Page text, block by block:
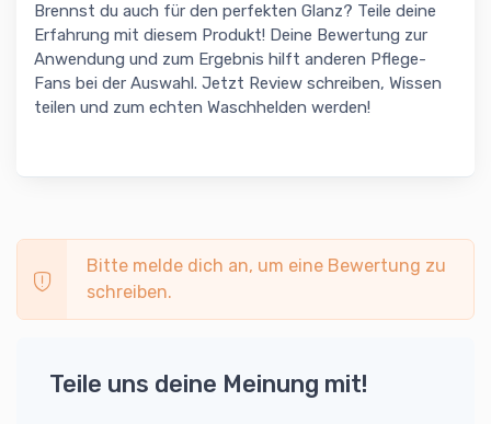
Brennst du auch für den perfekten Glanz? Teile deine
Erfahrung mit diesem Produkt! Deine Bewertung zur
Anwendung und zum Ergebnis hilft anderen Pflege-
Fans bei der Auswahl. Jetzt Review schreiben, Wissen
teilen und zum echten Waschhelden werden!
Bitte melde dich an, um eine Bewertung zu
schreiben.
Teile uns deine Meinung mit!